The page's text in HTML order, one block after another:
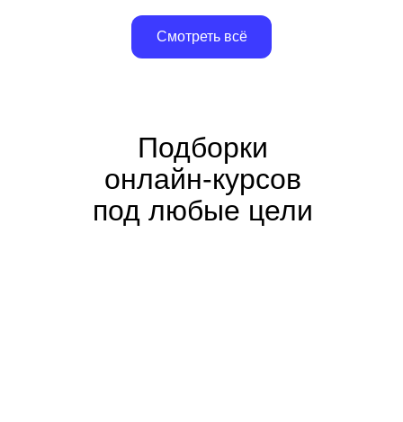
Смотреть всё
Подборки
онлайн-курсов
под любые цели